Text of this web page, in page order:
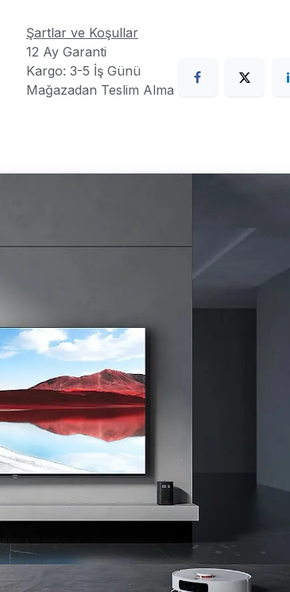
Şartlar ve Koşullar
12 Ay Garanti
Kargo: 3-5 İş Günü
Mağazadan Teslim Alma